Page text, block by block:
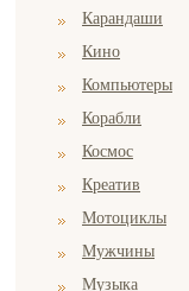
Карандаши
Кино
Компьютеры
Корабли
Космос
Креатив
Мотоциклы
Мужчины
Музыка